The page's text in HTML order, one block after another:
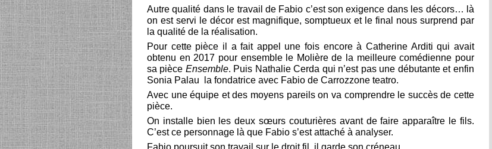
Autre qualité dans le travail de Fabio c’est son exigence dans les décors… là
on est servi le décor est magnifique, somptueux et le final nous surprend par
la qualité de la réalisation.
Pour cette pièce il a fait appel une fois encore à Catherine Arditi qui avait
obtenu en 2017 pour ensemble le Molière de la meilleure comédienne pour
sa pièce Ensemble. Puis Nathalie Cerda qui n’est pas une débutante et enfin
Sonia Palau la fondatrice avec Fabio de Carrozzone teatro.
Avec une équipe et des moyens pareils on va comprendre le succès de cette
pièce.
On installe bien les deux sœurs couturières avant de faire apparaître le fils.
C’est ce personnage là que Fabio s’est attaché à analyser.
Fabio poursuit son travail sur le droit fil, il garde son créneau.